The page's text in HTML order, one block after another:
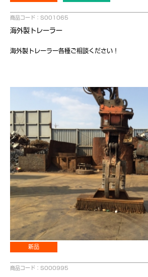
商品コード：S001065
海外製トレーラー
海外製トレーラー各種ご相談ください！
新品
商品コード：S000995